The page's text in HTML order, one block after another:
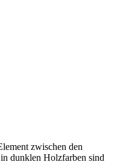
zwischen den
dunklen Holzfarben sind